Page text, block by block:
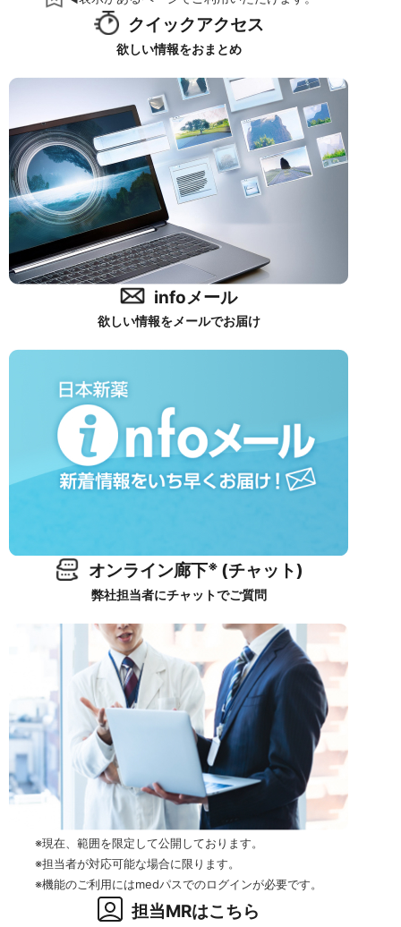
クイックアクセス
欲しい情報をおまとめ
infoメール
欲しい情報をメールでお届け
オンライン廊下※ (チャット)
弊社担当者にチャットでご質問
※現在、範囲を限定して公開しております。
※担当者が対応可能な場合に限ります。
※機能のご利用にはmedパスでのログインが必要です。
担当MRはこちら